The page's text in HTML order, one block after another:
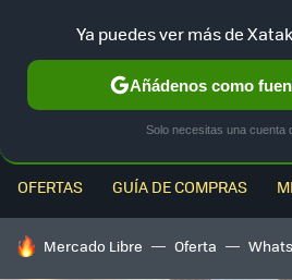
OFERTAS GUÍA DE COMPRAS
HOY SE HABLA DE
Mercado Libre Oferta
Ya puedes ver más de
Añádenos como
Solo necesitas una cuenta